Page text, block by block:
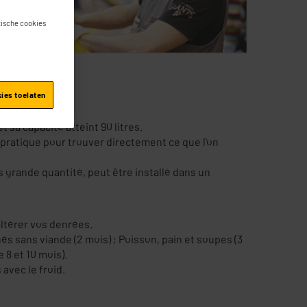
sa capacité atteint 90 litres.
pour trouver directement ce que l'on
quantité, peut être installé dans un
vos denrées.
sans viande (2 mois) ; Poisson, pain et soupes (3
et 10 mois).
le froid.
cookies
toelaten